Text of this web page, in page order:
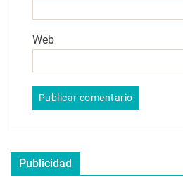
Web
Publicidad